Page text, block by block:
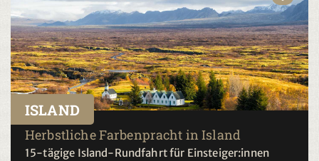
ISLAND
Herbstliche Farbenpracht in Island
15-tägige Island-Rundfahrt für Einsteiger:innen